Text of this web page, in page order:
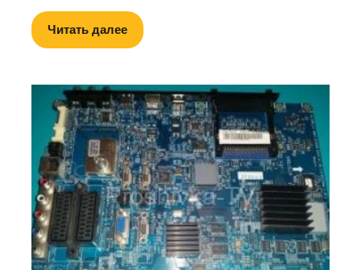
Читать далее